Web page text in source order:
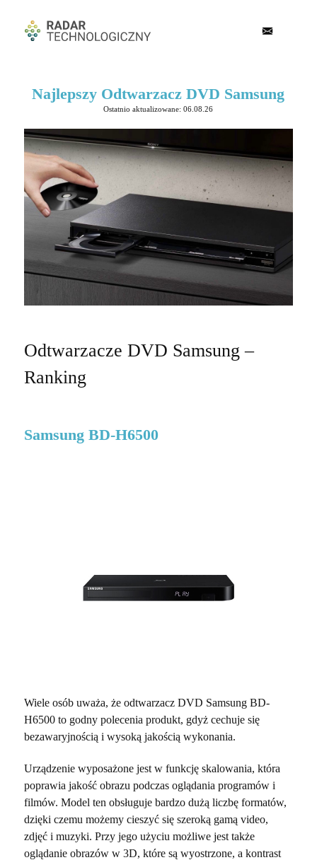
Najlepszy Odtwarzacz DVD Samsung
Ostatnio aktualizowane: 06.08.26
Odtwarzacze DVD Samsung –
Ranking
Samsung BD-H6500
Wiele osób uważa, że odtwarzacz DVD Samsung BD-
H6500 to godny polecenia produkt, gdyż cechuje się
bezawaryjnością i wysoką jakością wykonania.
Urządzenie wyposażone jest w funkcję skalowania, która
poprawia jakość obrazu podczas oglądania programów i
filmów. Model ten obsługuje bardzo dużą liczbę formatów,
dzięki czemu możemy cieszyć się szeroką gamą video,
zdjęć i muzyki. Przy jego użyciu możliwe jest także
oglądanie obrazów w 3D, które są wyostrzone, a kontrast